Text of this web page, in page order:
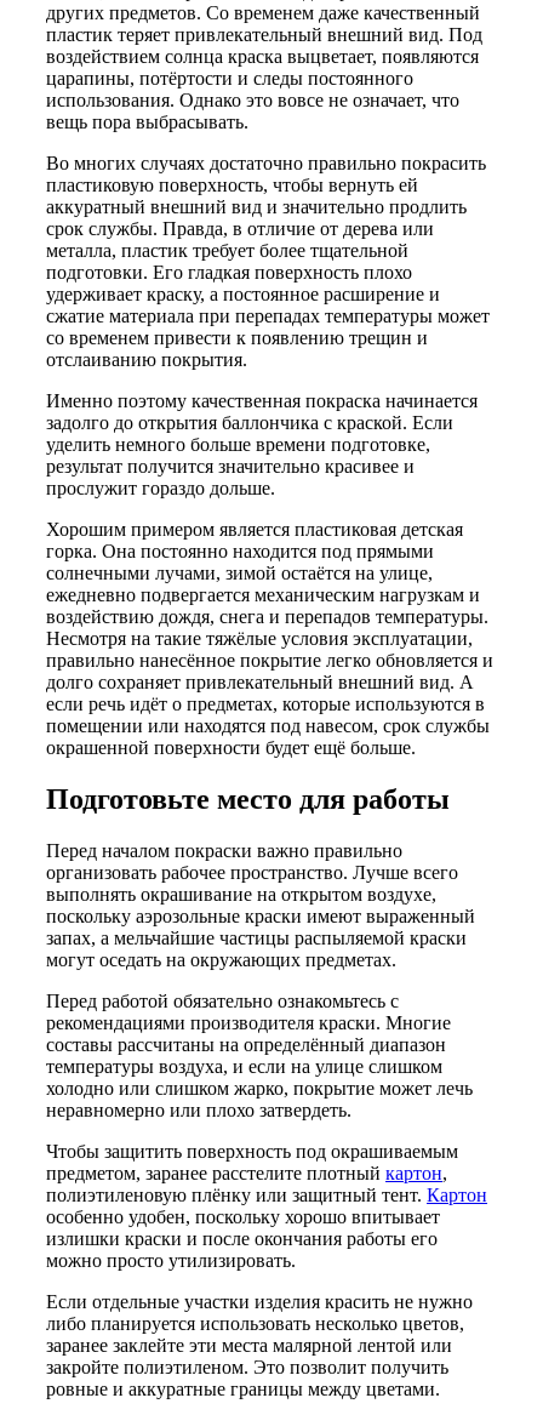
других предметов. Со временем даже качественный
пластик теряет привлекательный внешний вид. Под
воздействием солнца краска выцветает, появляются
царапины, потёртости и следы постоянного
использования. Однако это вовсе не означает, что
вещь пора выбрасывать.
Во многих случаях достаточно правильно покрасить
пластиковую поверхность, чтобы вернуть ей
аккуратный внешний вид и значительно продлить
срок службы. Правда, в отличие от дерева или
металла, пластик требует более тщательной
подготовки. Его гладкая поверхность плохо
удерживает краску, а постоянное расширение и
сжатие материала при перепадах температуры может
со временем привести к появлению трещин и
отслаиванию покрытия.
Именно поэтому качественная покраска начинается
задолго до открытия баллончика с краской. Если
уделить немного больше времени подготовке,
результат получится значительно красивее и
прослужит гораздо дольше.
Хорошим примером является пластиковая детская
горка. Она постоянно находится под прямыми
солнечными лучами, зимой остаётся на улице,
ежедневно подвергается механическим нагрузкам и
воздействию дождя, снега и перепадов температуры.
Несмотря на такие тяжёлые условия эксплуатации,
правильно нанесённое покрытие легко обновляется и
долго сохраняет привлекательный внешний вид. А
если речь идёт о предметах, которые используются в
помещении или находятся под навесом, срок службы
окрашенной поверхности будет ещё больше.
Подготовьте место для работы
Перед началом покраски важно правильно
организовать рабочее пространство. Лучше всего
выполнять окрашивание на открытом воздухе,
поскольку аэрозольные краски имеют выраженный
запах, а мельчайшие частицы распыляемой краски
могут оседать на окружающих предметах.
Перед работой обязательно ознакомьтесь с
рекомендациями производителя краски. Многие
составы рассчитаны на определённый диапазон
температуры воздуха, и если на улице слишком
холодно или слишком жарко, покрытие может лечь
неравномерно или плохо затвердеть.
Чтобы защитить поверхность под окрашиваемым
предметом, заранее расстелите плотный картон,
полиэтиленовую плёнку или защитный тент. Картон
особенно удобен, поскольку хорошо впитывает
излишки краски и после окончания работы его
можно просто утилизировать.
Если отдельные участки изделия красить не нужно
либо планируется использовать несколько цветов,
заранее заклейте эти места малярной лентой или
закройте полиэтиленом. Это позволит получить
ровные и аккуратные границы между цветами.